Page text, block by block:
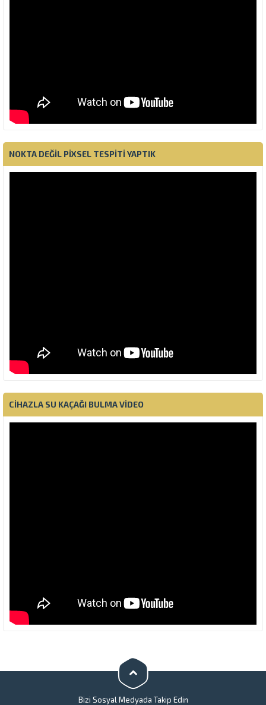
NOKTA DEĞIL PIXSEL TESPITI YAPTIK
CIHAZLA SU KAÇAĞI BULMA VIDEO
Bizi Sosyal Medyada Takip Edin